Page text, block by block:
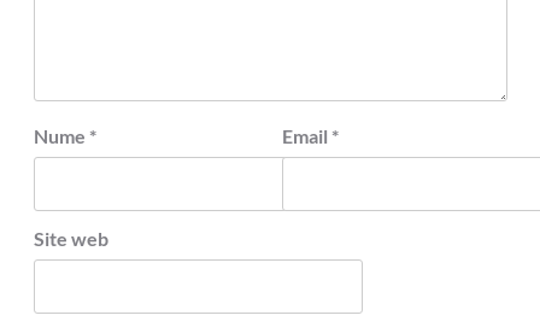
Nume * Email *
Site web